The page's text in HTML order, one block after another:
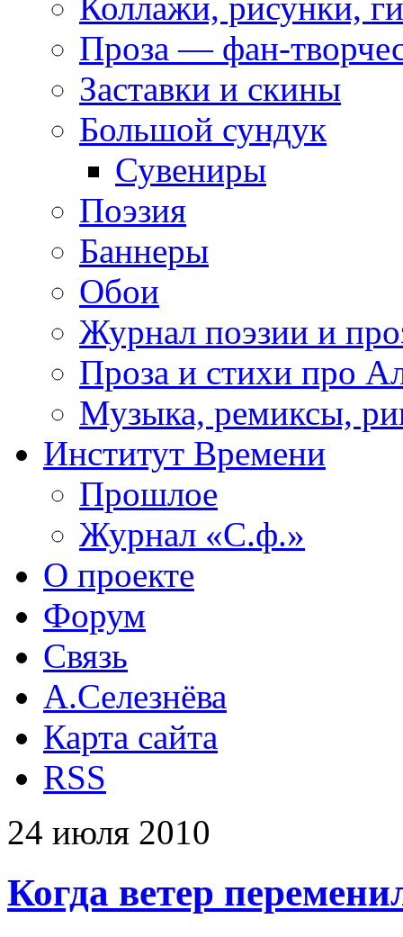
Проза — фан-
Заставки и скины
Большой сундук
Сувениры
Поэзия
Баннеры
Обои
Журнал поэзии и
Проза и стихи про
Музыка, ремиксы,
Институт Времени
Прошлое
Журнал «С.ф.»
О проекте
Форум
Связь
А.Селезнёва
Карта сайта
RSS
24 июля 2010
Когда ветер